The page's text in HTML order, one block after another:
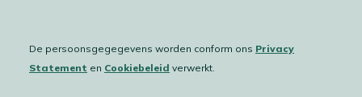
De persoonsgegegevens worden conform ons Privacy
Statement en Cookiebeleid verwerkt.